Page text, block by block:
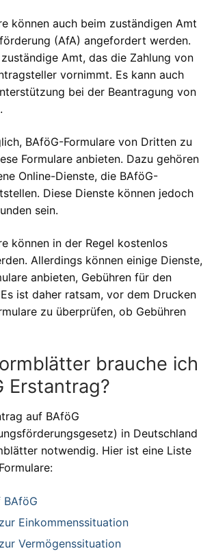
können auch beim zuständigen Amt
(AfA) angefordert werden.
Amt, das die Zahlung von
vornimmt. Es kann auch
bei der Beantragung von
BAföG-Formulare von Dritten zu
Formulare anbieten. Dazu gehören
Online-Dienste, die BAföG-
Diese Dienste können jedoch
sein.
können in der Regel kostenlos
Allerdings können einige Dienste,
anbieten, Gebühren für den
ist daher ratsam, vor dem Drucken
zu überprüfen, ob Gebühren
brauche ich
Erstantrag?
auf BAföG
in Deutschland
notwendig. Hier ist eine Liste
BAföG
Einkommenssituation
Vermögenssituation